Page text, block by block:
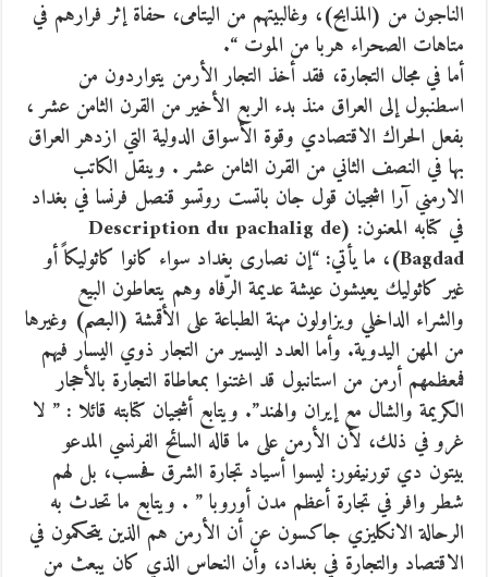
الناجون من (المذابح)، وغالبيتهم من اليتامى، حفاة إثر فرارهم في
متاهات الصحراء هربا من الموت “.
أما في مجال التجارة، فقد أخذ التجار الأرمن يتواردون من
اسطنبول إلى العراق منذ بدء الربع الأخير من القرن الثامن عشر ،
بفعل الحراك الاقتصادي وقوة الأسواق الدولية التي ازدهر العراق
بها في النصف الثاني من القرن الثامن عشر . وينقل الكاتب
الارمني آرا اشجيان قول جان باتست روتسو قنصل فرنسا في بغداد
في كتابه المعنون: (Description du pachalig de
Bagdad)، ما يأتي: “إن نصارى بغداد سواء كانوا كاثوليكاً أو
غير كاثوليك يعيشون عيشة عديمة الرّفاه وهم يتعاطون البيع
والشراء الداخلي ويزاولون مهنة الطباعة على الأقمشة (البصم) وغيرها
من المهن اليدوية. وأما العدد اليسير من التجار ذوي اليسار فيهم
فمعظمهم أرمن من استانبول قد اغتنوا بمعاطاة التجارة بالأحجار
الكريمة والشال مع إيران والهند”. ويتابع أشجيان كتابته قائلا : ” لا
غرو في ذلك، لأن الأرمن على ما قاله السائح الفرنسي المدعو
بيتون دي تورنيفور: ليسوا أسياد تجارة الشرق فحسب، بل لهم
شطر وافر في تجارة أعظم مدن أوروبا ” . ويتابع ما تحدث به
الرحالة الانكليزي جاكسون عن أن الأرمن هم الذين يتحكمون في
الاقتصاد والتجارة في بغداد، وأن النحاس الذي كان يبعث من